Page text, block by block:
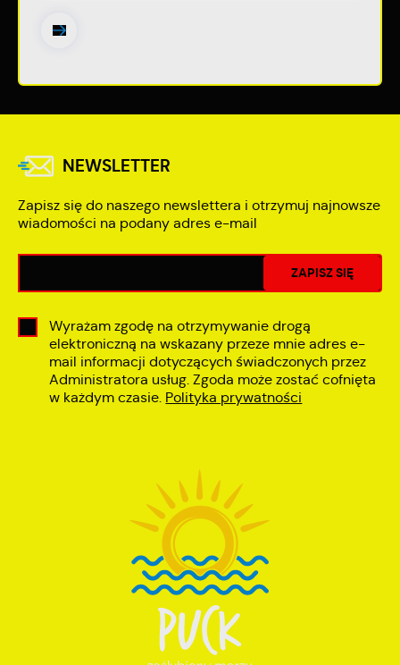
NEWSLETTER
Zapisz się do naszego newslettera i otrzymuj najnowsze
wiadomości na podany adres e-mail
Wyrażam zgodę na otrzymywanie drogą
elektroniczną na wskazany przeze mnie adres e-
mail informacji dotyczących świadczonych przez
Administratora usług. Zgoda może zostać cofnięta
w każdym czasie. Polityka prywatności